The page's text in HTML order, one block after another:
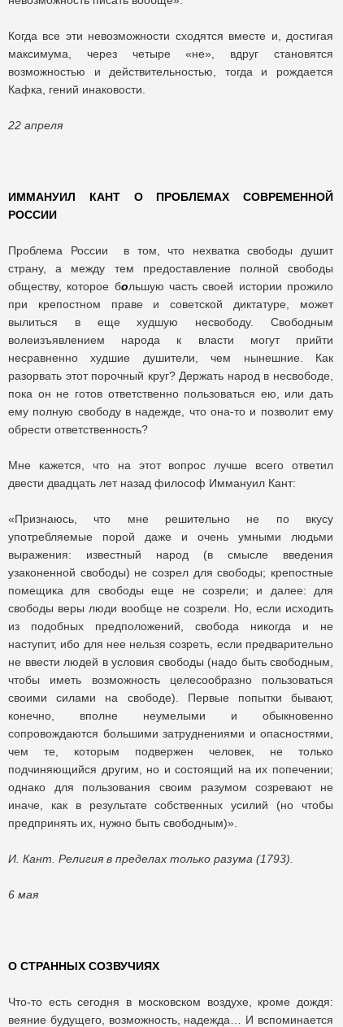
Когда все эти невозможности сходятся вместе и, достигая
максимума, через четыре «не», вдруг становятся
возможностью и действительностью, тогда и рождается
Кафка, гений инаковости.
22 апреля
ИММАНУИЛ КАНТ О ПРОБЛЕМАХ СОВРЕМЕННОЙ
РОССИИ
Проблема России в том, что нехватка свободы душит
страну, а между тем предоставление полной свободы
обществу, которое большую часть своей истории прожило
при крепостном праве и советской диктатуре, может
вылиться в еще худшую несвободу. Свободным
волеизъявлением народа к власти могут прийти
несравненно худшие душители, чем нынешние. Как
разорвать этот порочный круг? Держать народ в несвободе,
пока он не готов ответственно пользоваться ею, или дать
ему полную свободу в надежде, что она-то и позволит ему
обрести ответственность?
Мне кажется, что на этот вопрос лучше всего ответил
двести двадцать лет назад философ Иммануил Кант:
«Признаюсь, что мне решительно не по вкусу
употребляемые порой даже и очень умными людьми
выражения: известный народ (в смысле введения
узаконенной свободы) не созрел для свободы; крепостные
помещика для свободы еще не созрели; и далее: для
свободы веры люди вообще не созрели. Но, если исходить
из подобных предположений, свобода никогда и не
наступит, ибо для нее нельзя созреть, если предварительно
не ввести людей в условия свободы (надо быть свободным,
чтобы иметь возможность целесообразно пользоваться
своими силами на свободе). Первые попытки бывают,
конечно, вполне неумелыми и обыкновенно
сопровождаются большими затруднениями и опасностями,
чем те, которым подвержен человек, не только
подчиняющийся другим, но и состоящий на их попечении;
однако для пользования своим разумом созревают не
иначе, как в результате собственных усилий (но чтобы
предпринять их, нужно быть свободным)».
И. Кант. Религия в пределах только разума (1793).
6 мая
О СТРАННЫХ СОЗВУЧИЯХ
Что-то есть сегодня в московском воздухе, кроме дождя:
веяние будущего, возможность, надежда… И вспоминается